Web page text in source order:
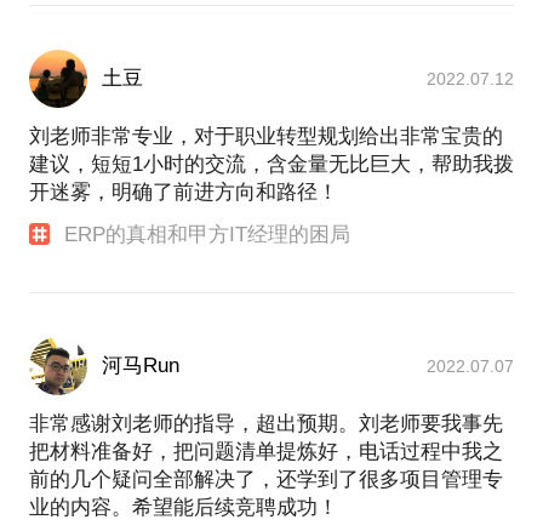
土豆 2022.07.12
刘老师非常专业，对于职业转型规划给出非常宝贵的
建议，短短1小时的交流，含金量无比巨大，帮助我拨
开迷雾，明确了前进方向和路径！
ERP的真相和甲方IT经理的困局
河马Run 2022.07.07
非常感谢刘老师的指导，超出预期。刘老师要我事先
把材料准备好，把问题清单提炼好，电话过程中我之
前的几个疑问全部解决了，还学到了很多项目管理专
业的内容。希望能后续竞聘成功！